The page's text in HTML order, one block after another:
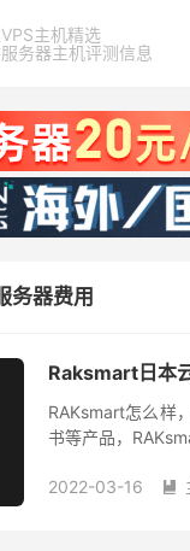
主机精选
务器主机评测信息
务器费用
Raksmart日本
RAKsmart怎么样
书等产品，
2022-03-16
